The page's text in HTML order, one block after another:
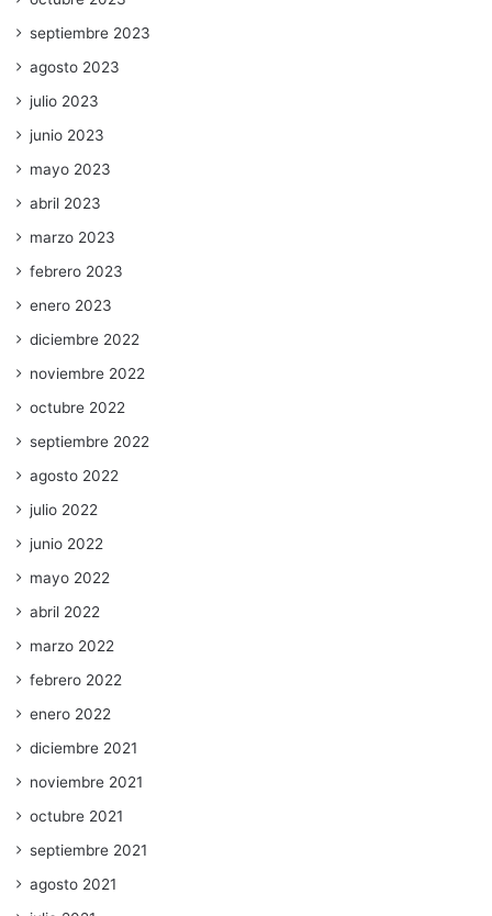
septiembre 2023
agosto 2023
julio 2023
junio 2023
mayo 2023
abril 2023
marzo 2023
febrero 2023
enero 2023
diciembre 2022
noviembre 2022
octubre 2022
septiembre 2022
agosto 2022
julio 2022
junio 2022
mayo 2022
abril 2022
marzo 2022
febrero 2022
enero 2022
diciembre 2021
noviembre 2021
octubre 2021
septiembre 2021
agosto 2021